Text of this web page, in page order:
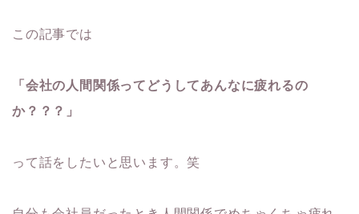
この記事では
「会社の人間関係ってどうしてあんなに疲れるの
か？？？」
って話をしたいと思います。笑